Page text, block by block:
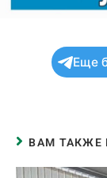
Еще
ВАМ ТАКЖЕ